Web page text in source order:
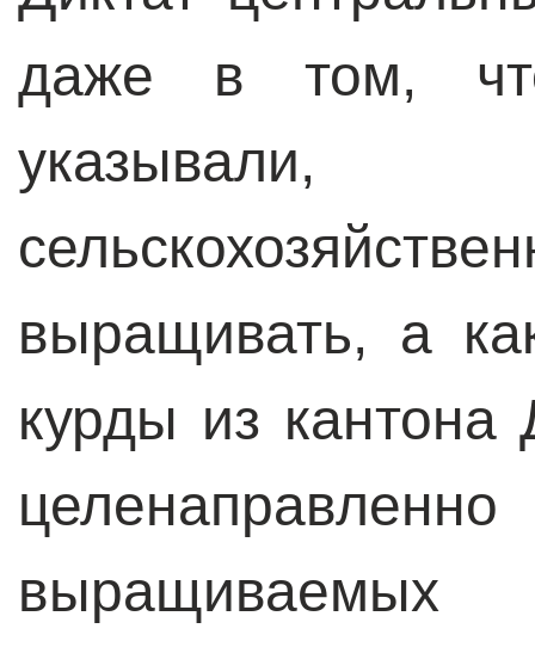
даже в том,
выращивать, а
курды из
выращиваемых